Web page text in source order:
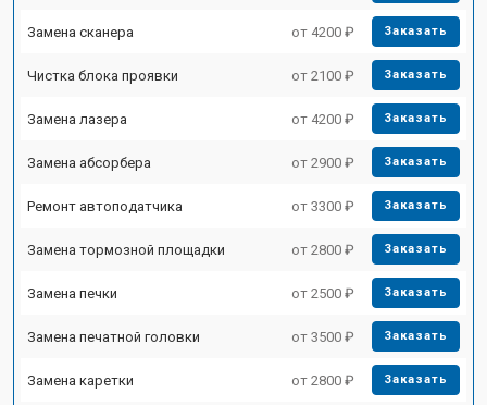
Замена сканера от 4200 ₽ Заказать
Чистка блока проявки от 2100 ₽ Заказать
Замена лазера от 4200 ₽ Заказать
Замена абсорбера от 2900 ₽ Заказать
Ремонт автоподатчика от 3300 ₽ Заказать
Замена тормозной площадки от 2800 ₽ Заказать
Замена печки от 2500 ₽ Заказать
Замена печатной головки от 3500 ₽ Заказать
Замена каретки от 2800 ₽ Заказать